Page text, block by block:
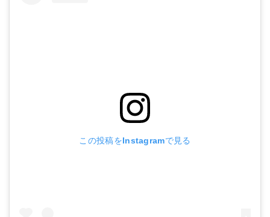
この投稿をInstagramで見る